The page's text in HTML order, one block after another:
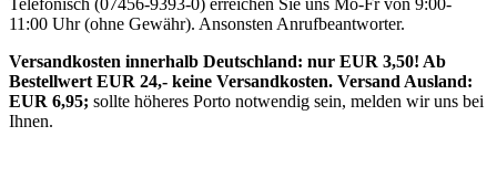
11:00 Uhr (ohne Gewähr). Ansonsten Anrufbeantworter.
Versandkosten innerhalb Deutschland: nur EUR 3,50! Ab
Bestellwert EUR 24,- keine Versandkosten. Versand Ausland:
EUR 6,95; sollte höheres Porto notwendig sein, melden wir uns bei
Ihnen.